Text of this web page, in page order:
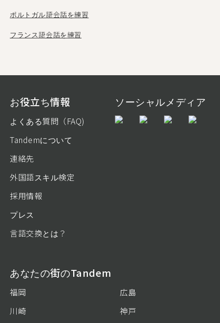
ポルトガル語会話を練習
フランス語会話を練習
お役立ち情報
よくある質問（FAQ)
Tandemについて
連絡先
外国語スキル検定
採用情報
プレス
言語交換とは？
ソーシャルメディア
あなたの街のTandem
福岡
広島
川崎
神戸